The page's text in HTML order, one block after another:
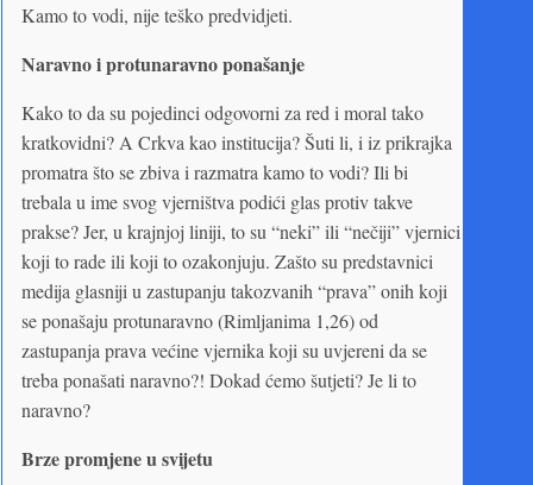
Kamo to vodi, nije teško predvidjeti.
Naravno i protunaravno ponašanje
Kako to da su pojedinci odgovorni za red i moral tako
kratkovidni? A Crkva kao institucija? Šuti li, i iz prikrajka
promatra što se zbiva i razmatra kamo to vodi? Ili bi
trebala u ime svog vjerništva podići glas protiv takve
prakse? Jer, u krajnjoj liniji, to su “neki” ili “nečiji” vjernici
koji to rade ili koji to ozakonjuju. Zašto su predstavnici
medija glasniji u zastupanju takozvanih “prava” onih koji
se ponašaju protunaravno (Rimljanima 1,26) od
zastupanja prava većine vjernika koji su uvjereni da se
treba ponašati naravno?! Dokad ćemo šutjeti? Je li to
naravno?
Brze promjene u svijetu